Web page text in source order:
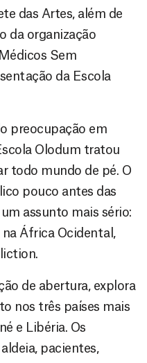
das Artes, além de
da organização
Sem
da Escola
preocupação em
Olodum tratou
todo mundo de pé. O
pouco antes das
assunto mais sério:
África Ocidental,
de abertura, explora
nos três países mais
e Libéria. Os
pacientes,